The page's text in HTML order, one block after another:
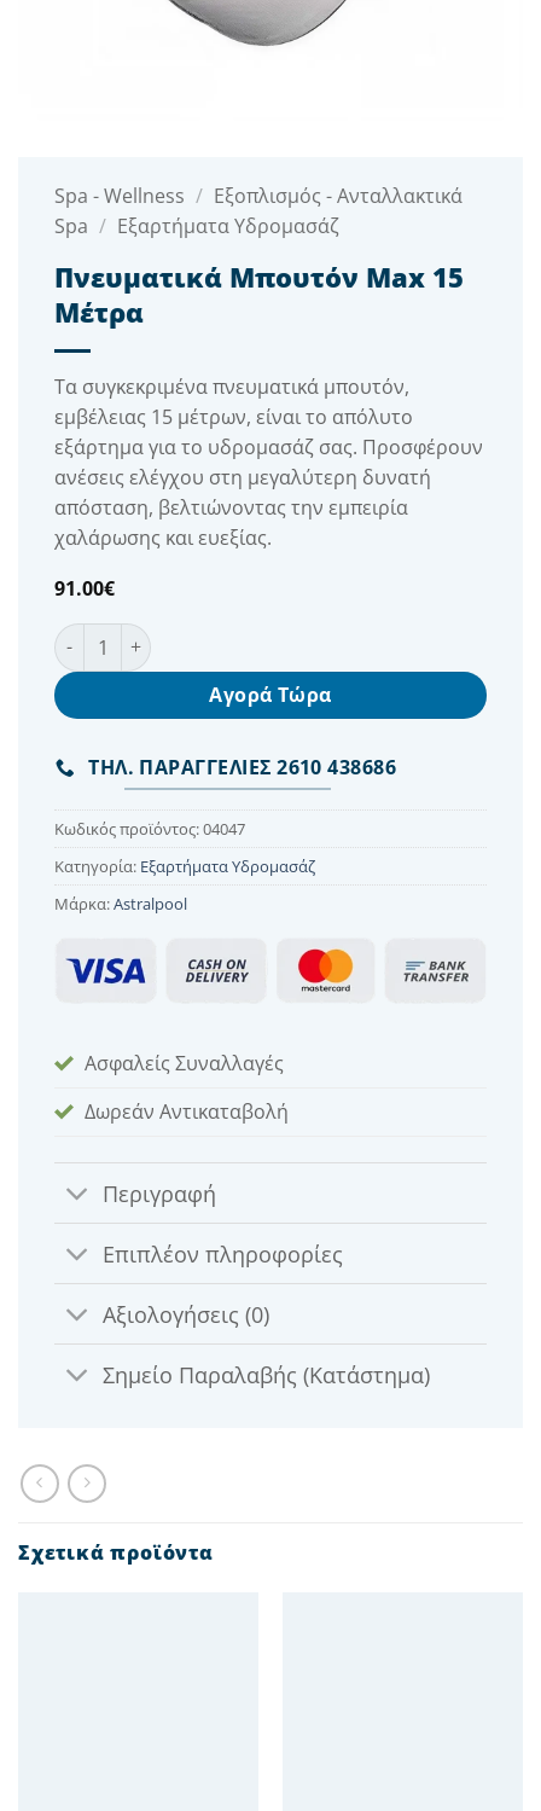
Spa - Wellness / Εξοπλισμός - Ανταλλακτικά
Spa / Εξαρτήματα Υδρομασάζ
Πνευματικά Μπουτόν Max 15
Μέτρα
Τα συγκεκριμένα πνευματικά μπουτόν,
εμβέλειας 15 μέτρων, είναι το απόλυτο
εξάρτημα για το υδρομασάζ σας. Προσφέρουν
ανέσεις ελέγχου στη μεγαλύτερη δυνατή
απόσταση, βελτιώνοντας την εμπειρία
χαλάρωσης και ευεξίας.
91.00€
Πνευματικά Μπουτόν Max 15 Μέτρα ποσότητα
Αγορά Τώρα
ΤΗΛ. ΠΑΡΑΓΓΕΛΙΕΣ 2610 438686
Κωδικός προϊόντος:04047
Κατηγορία: Εξαρτήματα Υδρομασάζ
Μάρκα:Astralpool
Ασφαλείς Συναλλαγές
Δωρεάν Αντικαταβολή
Περιγραφή
Επιπλέον πληροφορίες
Αξιολογήσεις (0)
Σημείο Παραλαβής (Κατάστημα)
Σχετικά προϊόντα